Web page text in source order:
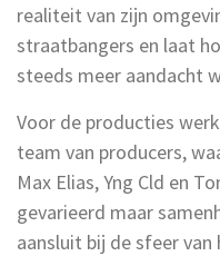
realiteit van zijn
straatbangers en laat
steeds meer aandacht
Voor de producties
team van producers,
Max Elias, Yng Cld en
gevarieerd maar
aansluit bij de sfeer